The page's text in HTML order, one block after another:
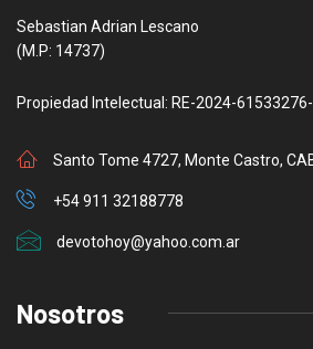
Sebastian Adrian Lescano
(M.P: 14737)
Propiedad Intelectual: RE-2024-
Santo Tome 4727, Monte Castro,
+54 911 32188778
devotohoy@yahoo.com.ar
Nosotros